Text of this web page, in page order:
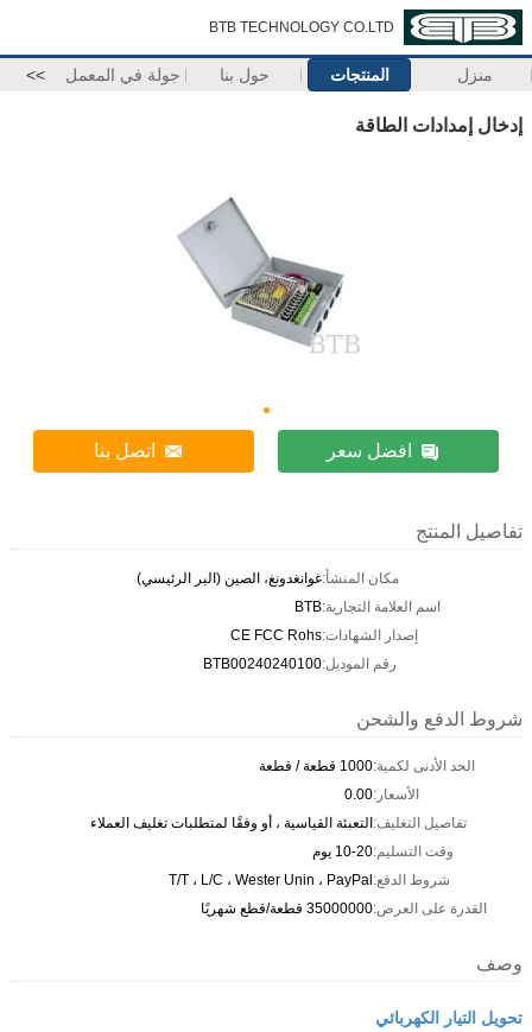
BTB TECHNOLOGY CO.LTD
منزل المنتجات حول بنا جولة في المعمل >>
إدخال إمدادات الطاقة
افضل سعر اتصل بنا
تفاصيل المنتج
مكان المنشأ:غوانغدونغ، الصين (البر الرئيسي)
اسم العلامة التجارية:BTB
إصدار الشهادات:CE FCC Rohs
رقم الموديل:BTB00240240100
شروط الدفع والشحن
الحد الأدنى لكمية:1000 قطعة / قطعة
الأسعار:0.00
تفاصيل التغليف:التعبئة القياسية ، أو وفقًا لمتطلبات تغليف العملاء
وقت التسليم:10-20 يوم
شروط الدفع:T/T ، L/C ، Wester Unin ، PayPal
القدرة على العرض:35000000 قطعة/قطع شهريًا
وصف
تحويل التيار الكهربائي